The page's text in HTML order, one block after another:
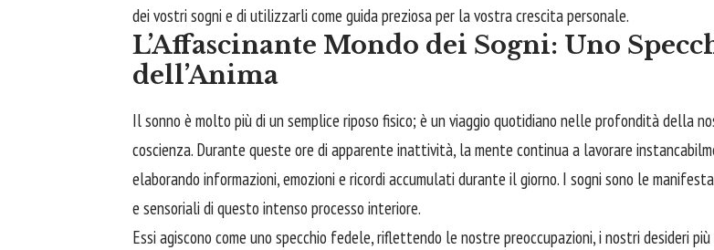
dei vostri sogni e di utilizzarli come guida preziosa per la vostra crescita personale.
L’Affascinante Mondo dei Sogni: Uno
dell’Anima
Il sonno è molto più di un semplice riposo fisico; è un viaggio quotidiano nelle profondità della
coscienza. Durante queste ore di apparente inattività, la mente continua a lavorare
elaborando informazioni, emozioni e ricordi accumulati durante il giorno. I sogni sono le
e sensoriali di questo intenso processo interiore.
Essi agiscono come uno specchio fedele, riflettendo le nostre preoccupazioni, i nostri desideri